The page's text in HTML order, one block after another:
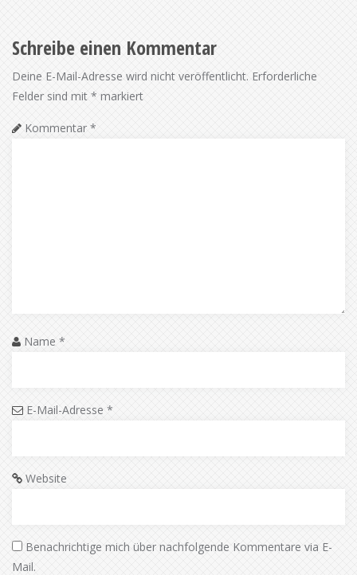
Schreibe einen Kommentar
Deine E-Mail-Adresse wird nicht veröffentlicht. Erforderliche
Felder sind mit * markiert
Kommentar *
Name *
E-Mail-Adresse *
Website
Benachrichtige mich über nachfolgende Kommentare via E-
Mail.